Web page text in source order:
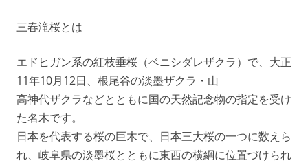
三春滝桜とは
エドヒガン系の紅枝垂桜（ベニシダレザクラ）で、大正
11年10月12日、根尾谷の淡墨ザクラ・山
高神代ザクラなどとともに国の天然記念物の指定を受け
た名木です。
日本を代表する桜の巨木で、日本三大桜の一つに数えら
れ、岐阜県の淡墨桜とともに東西の横綱に位置づけられ